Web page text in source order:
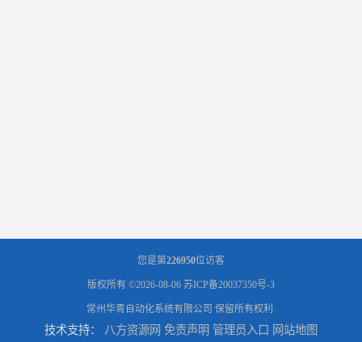
您是第226950位访客
版权所有 ©2026-08-06 苏ICP备20037350号-3
常州华青自动化系统有限公司 保留所有权利.
技术支持： 八方资源网 免责声明 管理员入口 网站地图